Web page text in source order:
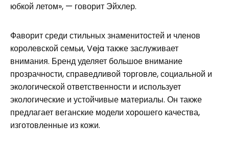
юбкой летом», — говорит Эйхлер.
Фаворит среди стильных знаменитостей и членов
королевской семьи, Veja также заслуживает
внимания. Бренд уделяет большое внимание
прозрачности, справедливой торговле, социальной и
экологической ответственности и использует
экологические и устойчивые материалы. Он также
предлагает веганские модели хорошего качества,
изготовленные из кожи.